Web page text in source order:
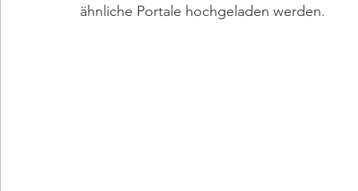
ähnliche Portale hochgeladen werden.